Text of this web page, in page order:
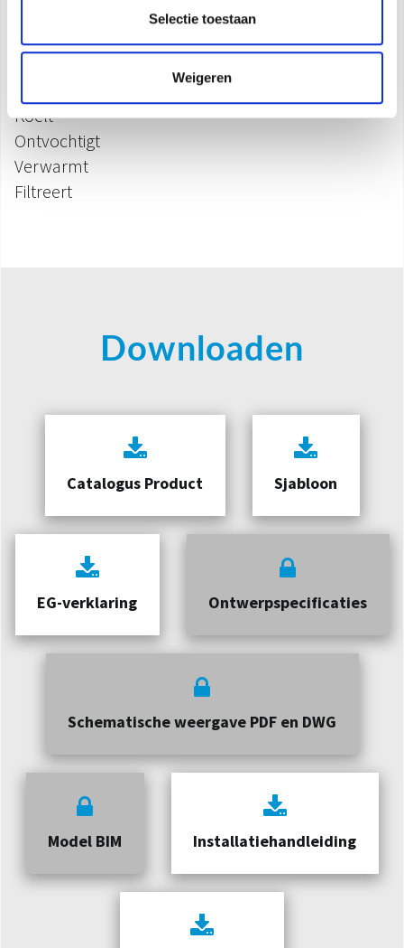
Selectie toestaan
Weigeren
Kenmerken
Koelt
Ontvochtigt
Verwarmt
Filtreert
Downloaden
Catalogus Product Sjabloon
EG-verklaring Ontwerpspecificaties
Schematische weergave PDF en DWG
Model BIM Installatiehandleiding